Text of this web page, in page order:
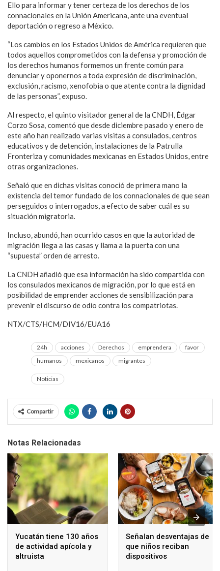
Ello para informar y tener certeza de los derechos de los
connacionales en la Unión Americana, ante una eventual
deportación o regreso a México.
“Los cambios en los Estados Unidos de América requieren que
todos aquellos comprometidos con la defensa y promoción de
los derechos humanos formemos un frente común para
denunciar y oponernos a toda expresión de discriminación,
exclusión, racismo, xenofobia o que atente contra la dignidad
de las personas”, expuso.
Al respecto, el quinto visitador general de la CNDH, Édgar
Corzo Sosa, comentó que desde diciembre pasado y enero de
este año han realizado varias visitas a consulados, centros
educativos y de detención, instalaciones de la Patrulla
Fronteriza y comunidades mexicanas en Estados Unidos, entre
otras organizaciones.
Señaló que en dichas visitas conoció de primera mano la
existencia del temor fundado de los connacionales de que sean
perseguidos o interrogados, a efecto de saber cuál es su
situación migratoria.
Incluso, abundó, han ocurrido casos en que la autoridad de
migración llega a las casas y llama a la puerta con una
“supuesta” orden de arresto.
La CNDH añadió que esa información ha sido compartida con
los consulados mexicanos de migración, por lo que está en
posibilidad de emprender acciones de sensibilización para
prevenir el discurso de odio contra los compatriotas.
NTX/CTS/HCM/DIV16/EUA16
24h acciones Derechos emprendera
favor
humanos
mexicanos migrantes
Noticias
Compartir
Notas Relacionadas
Yucatán tiene 130 años
de actividad apícola y
altruista
Señalan desventajas de
que niños reciban
dispositivos